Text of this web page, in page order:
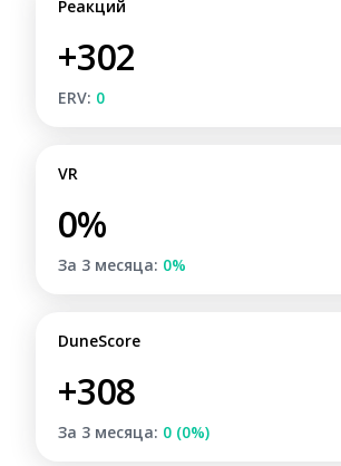
Реакций
+302
ERV: 0
VR
0%
За 3 месяца: 0%
DuneScore
+308
За 3 месяца: 0 (0%)